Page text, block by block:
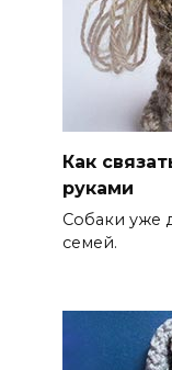
Как
руками
Собаки уже
семей.